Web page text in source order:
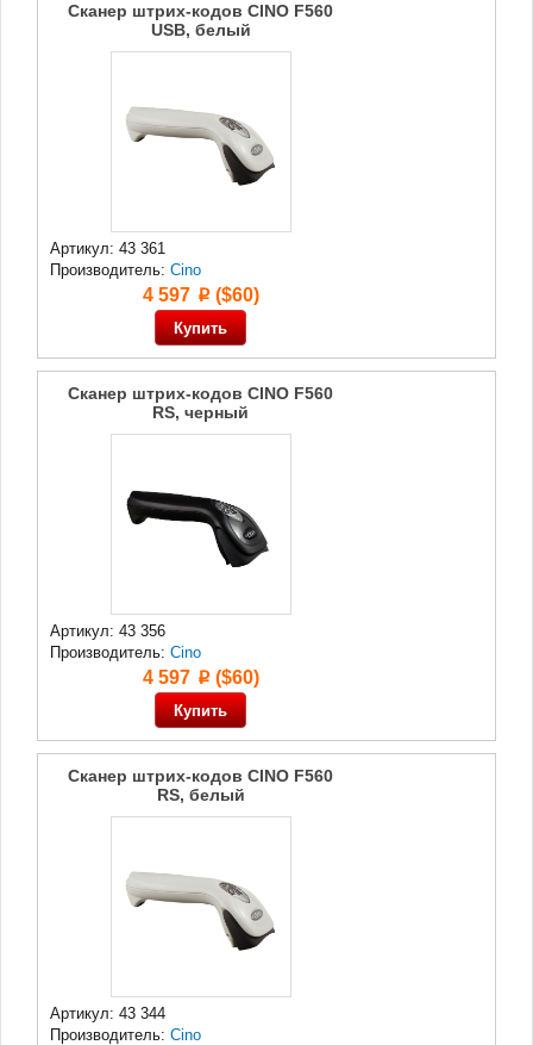
Сканер штрих-кодов CINO F560
USB, белый
Артикул: 43 361
Производитель: Cino
4 597 p($60)
Сканер штрих-кодов CINO F560
RS, черный
Артикул: 43 356
Производитель: Cino
4 597 p($60)
Сканер штрих-кодов CINO F560
RS, белый
Артикул: 43 344
Производитель: Cino